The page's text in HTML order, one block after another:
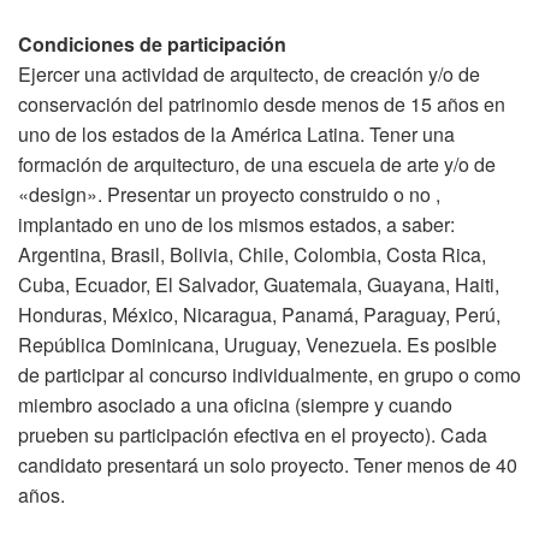
Condiciones de participación
Ejercer una actividad de arquitecto, de creación y/o de
conservación del patrinomio desde menos de 15 años en
uno de los estados de la América Latina. Tener una
formación de arquitecturo, de una escuela de arte y/o de
«design». Presentar un proyecto construido o no ,
implantado en uno de los mismos estados, a saber:
Argentina, Brasil, Bolivia, Chile, Colombia, Costa Rica,
Cuba, Ecuador, El Salvador, Guatemala, Guayana, Haiti,
Honduras, México, Nicaragua, Panamá, Paraguay, Perú,
República Dominicana, Uruguay, Venezuela. Es posible
de participar al concurso individualmente, en grupo o como
miembro asociado a una oficina (siempre y cuando
prueben su participación efectiva en el proyecto). Cada
candidato presentará un solo proyecto. Tener menos de 40
años.